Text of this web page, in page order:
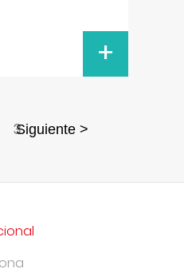
+
3Siguiente >